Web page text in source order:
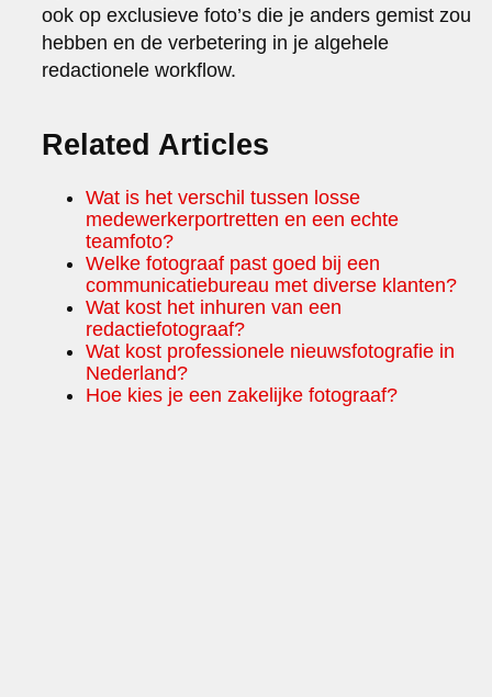
ook op exclusieve foto’s die je anders gemist zou
hebben en de verbetering in je algehele
redactionele workflow.
Related Articles
Wat is het verschil tussen losse
medewerkerportretten en een echte
teamfoto?
Welke fotograaf past goed bij een
communicatiebureau met diverse klanten?
Wat kost het inhuren van een
redactiefotograaf?
Wat kost professionele nieuwsfotografie in
Nederland?
Hoe kies je een zakelijke fotograaf?